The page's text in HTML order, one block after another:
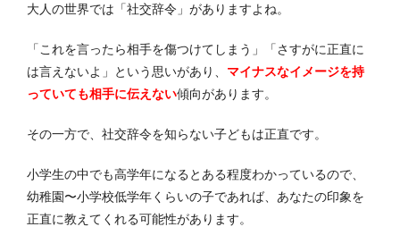
大人の世界では「社交辞令」がありますよね。
「これを言ったら相手を傷つけてしまう」「さすがに正直に
は言えないよ」という思いがあり、 マイナスなイメージを持
っていても相手に伝えない傾向があります。
その一方で、社交辞令を知らない子どもは正直です。
小学生の中でも高学年になるとある程度わかっているので、
幼稚園〜小学校低学年くらいの子であれば、あなたの印象を
正直に教えてくれる可能性があります。